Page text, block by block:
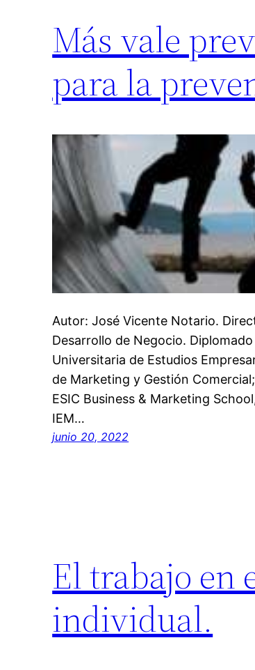
Más vale
para la
Autor: José Vicente Notario.
Desarrollo de Negocio.
Universitaria de Estudios
de Marketing y Gestión
ESIC Business & Marketing
IEM…
junio 20, 2022
El trabajo en
individual.